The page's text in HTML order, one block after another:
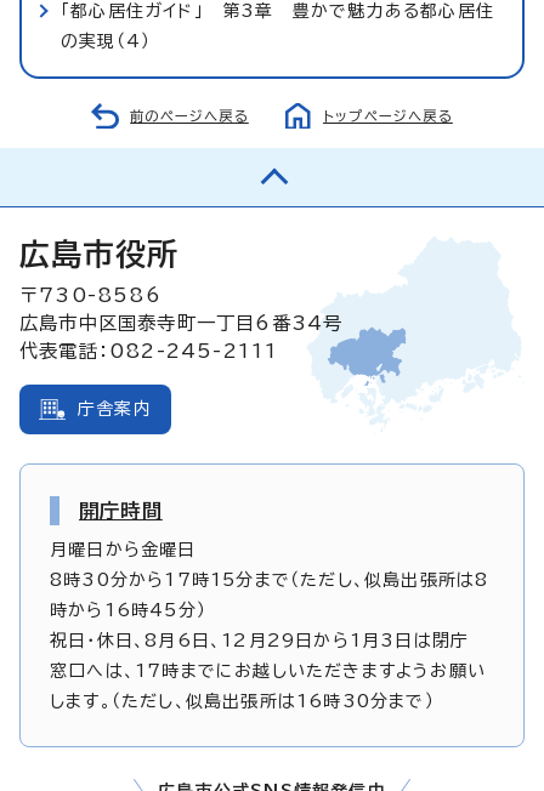
「都心居住ガイド」 第3章 豊かで魅力ある都心居住
の実現（4）
前のページへ戻る トップページへ戻る
広島市役所
〒730-8586
広島市中区国泰寺町一丁目6番34号
代表電話：082-245-2111
庁舎案内
開庁時間
月曜日から金曜日
8時30分から17時15分まで（ただし、似島出張所は8
時から16時45分）
祝日・休日、8月6日、12月29日から1月3日は閉庁
窓口へは、17時までにお越しいただきますようお願い
します。（ただし、似島出張所は16時30分まで）